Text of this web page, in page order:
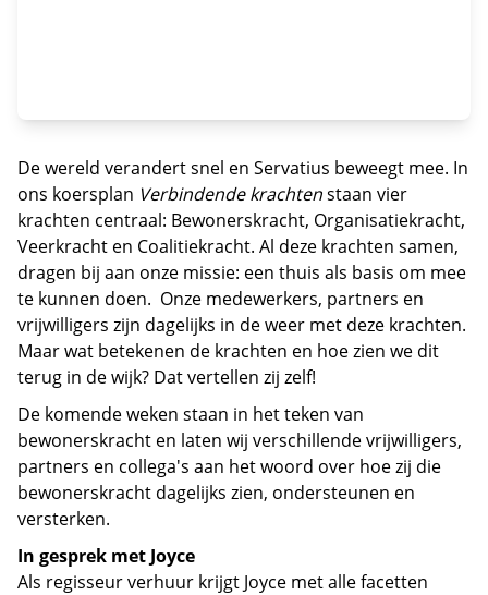
De wereld verandert snel en Servatius beweegt mee. In
ons koersplan Verbindende krachtenstaan vier
krachten centraal: Bewonerskracht, Organisatiekracht,
Veerkracht en Coalitiekracht. Al deze krachten samen,
dragen bij aan onze missie: een thuis als basis om mee
te kunnen doen. Onze medewerkers, partners en
vrijwilligers zijn dagelijks in de weer met deze krachten.
Maar wat betekenen de krachten en hoe zien we dit
terug in de wijk? Dat vertellen zij zelf!
De komende weken staan in het teken van
bewonerskracht en laten wij verschillende vrijwilligers,
partners en collega's aan het woord over hoe zij die
bewonerskracht dagelijks zien, ondersteunen en
versterken.
In gesprek met Joyce
Als regisseur verhuur krijgt Joyce met alle facetten